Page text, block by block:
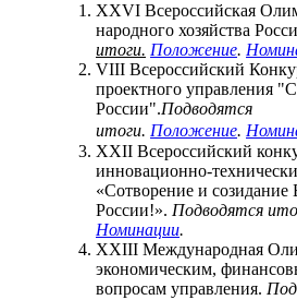
XXVI Всероссийская
народного хозяйства
итоги. Положение.
VIII Всероссийский
проектного управления
России".Подводятся
итоги. Положение.
XXII Всероссийский
инновационно-
«Сотворение и созидание
России!». Подводятся
Номинации.
XXIII Международная
экономическим,
вопросам управления.